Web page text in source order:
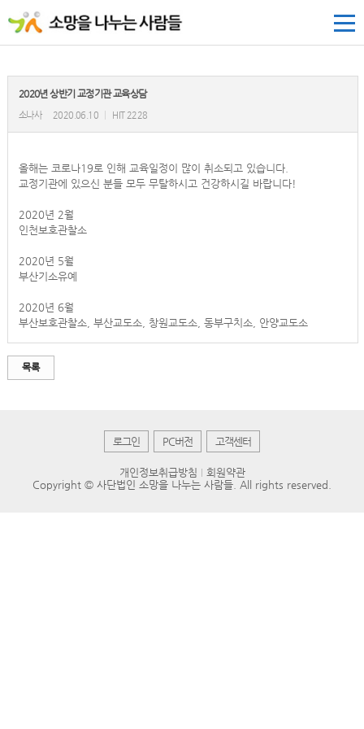
2020년 상반기 교정기관 교육상담
소나사 2020.06.10 HIT 2228
올해는 코로나19로 인해 교육일정이 많이 취소되고 있습니다.
교정기관에 있으신 분들 모두 무탈하시고 건강하시길 바랍니다!
2020년 2월
인천보호관찰소
2020년 5월
부산기소유예
2020년 6월
부산보호관찰소, 부산교도소, 창원교도소, 동부구치소, 안양교도소
목록
로그인 PC버전 고객센터
개인정보취급방침
회원약관
Copyright © 사단법인 소망을 나누는 사람들. All rights reserved.